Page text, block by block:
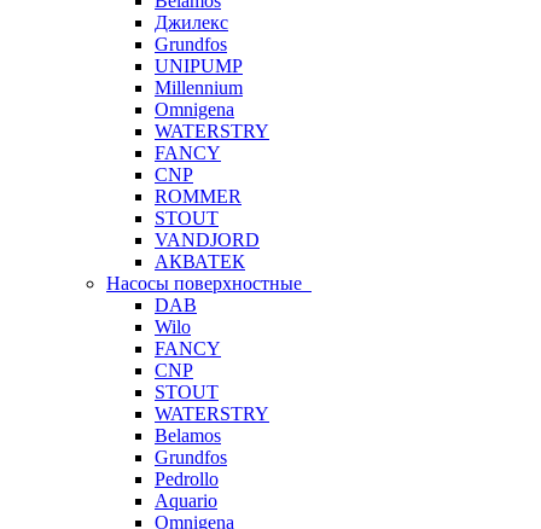
Джилекс
Grundfos
UNIPUMP
Millennium
Omnigena
WATERSTRY
FANCY
CNP
ROMMER
STOUT
VANDJORD
АКВАТЕК
Насосы поверхностные
DAB
Wilo
FANCY
CNP
STOUT
WATERSTRY
Belamos
Grundfos
Pedrollo
Aquario
Omnigena